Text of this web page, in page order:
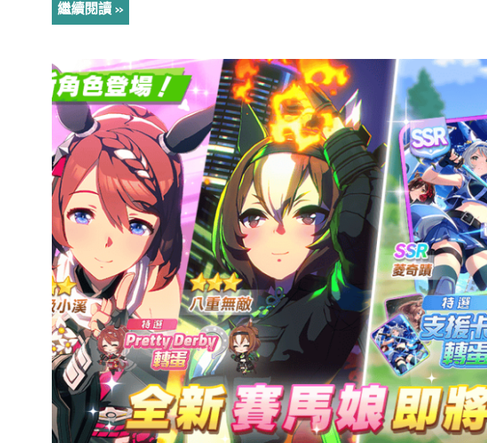
繼續閱讀